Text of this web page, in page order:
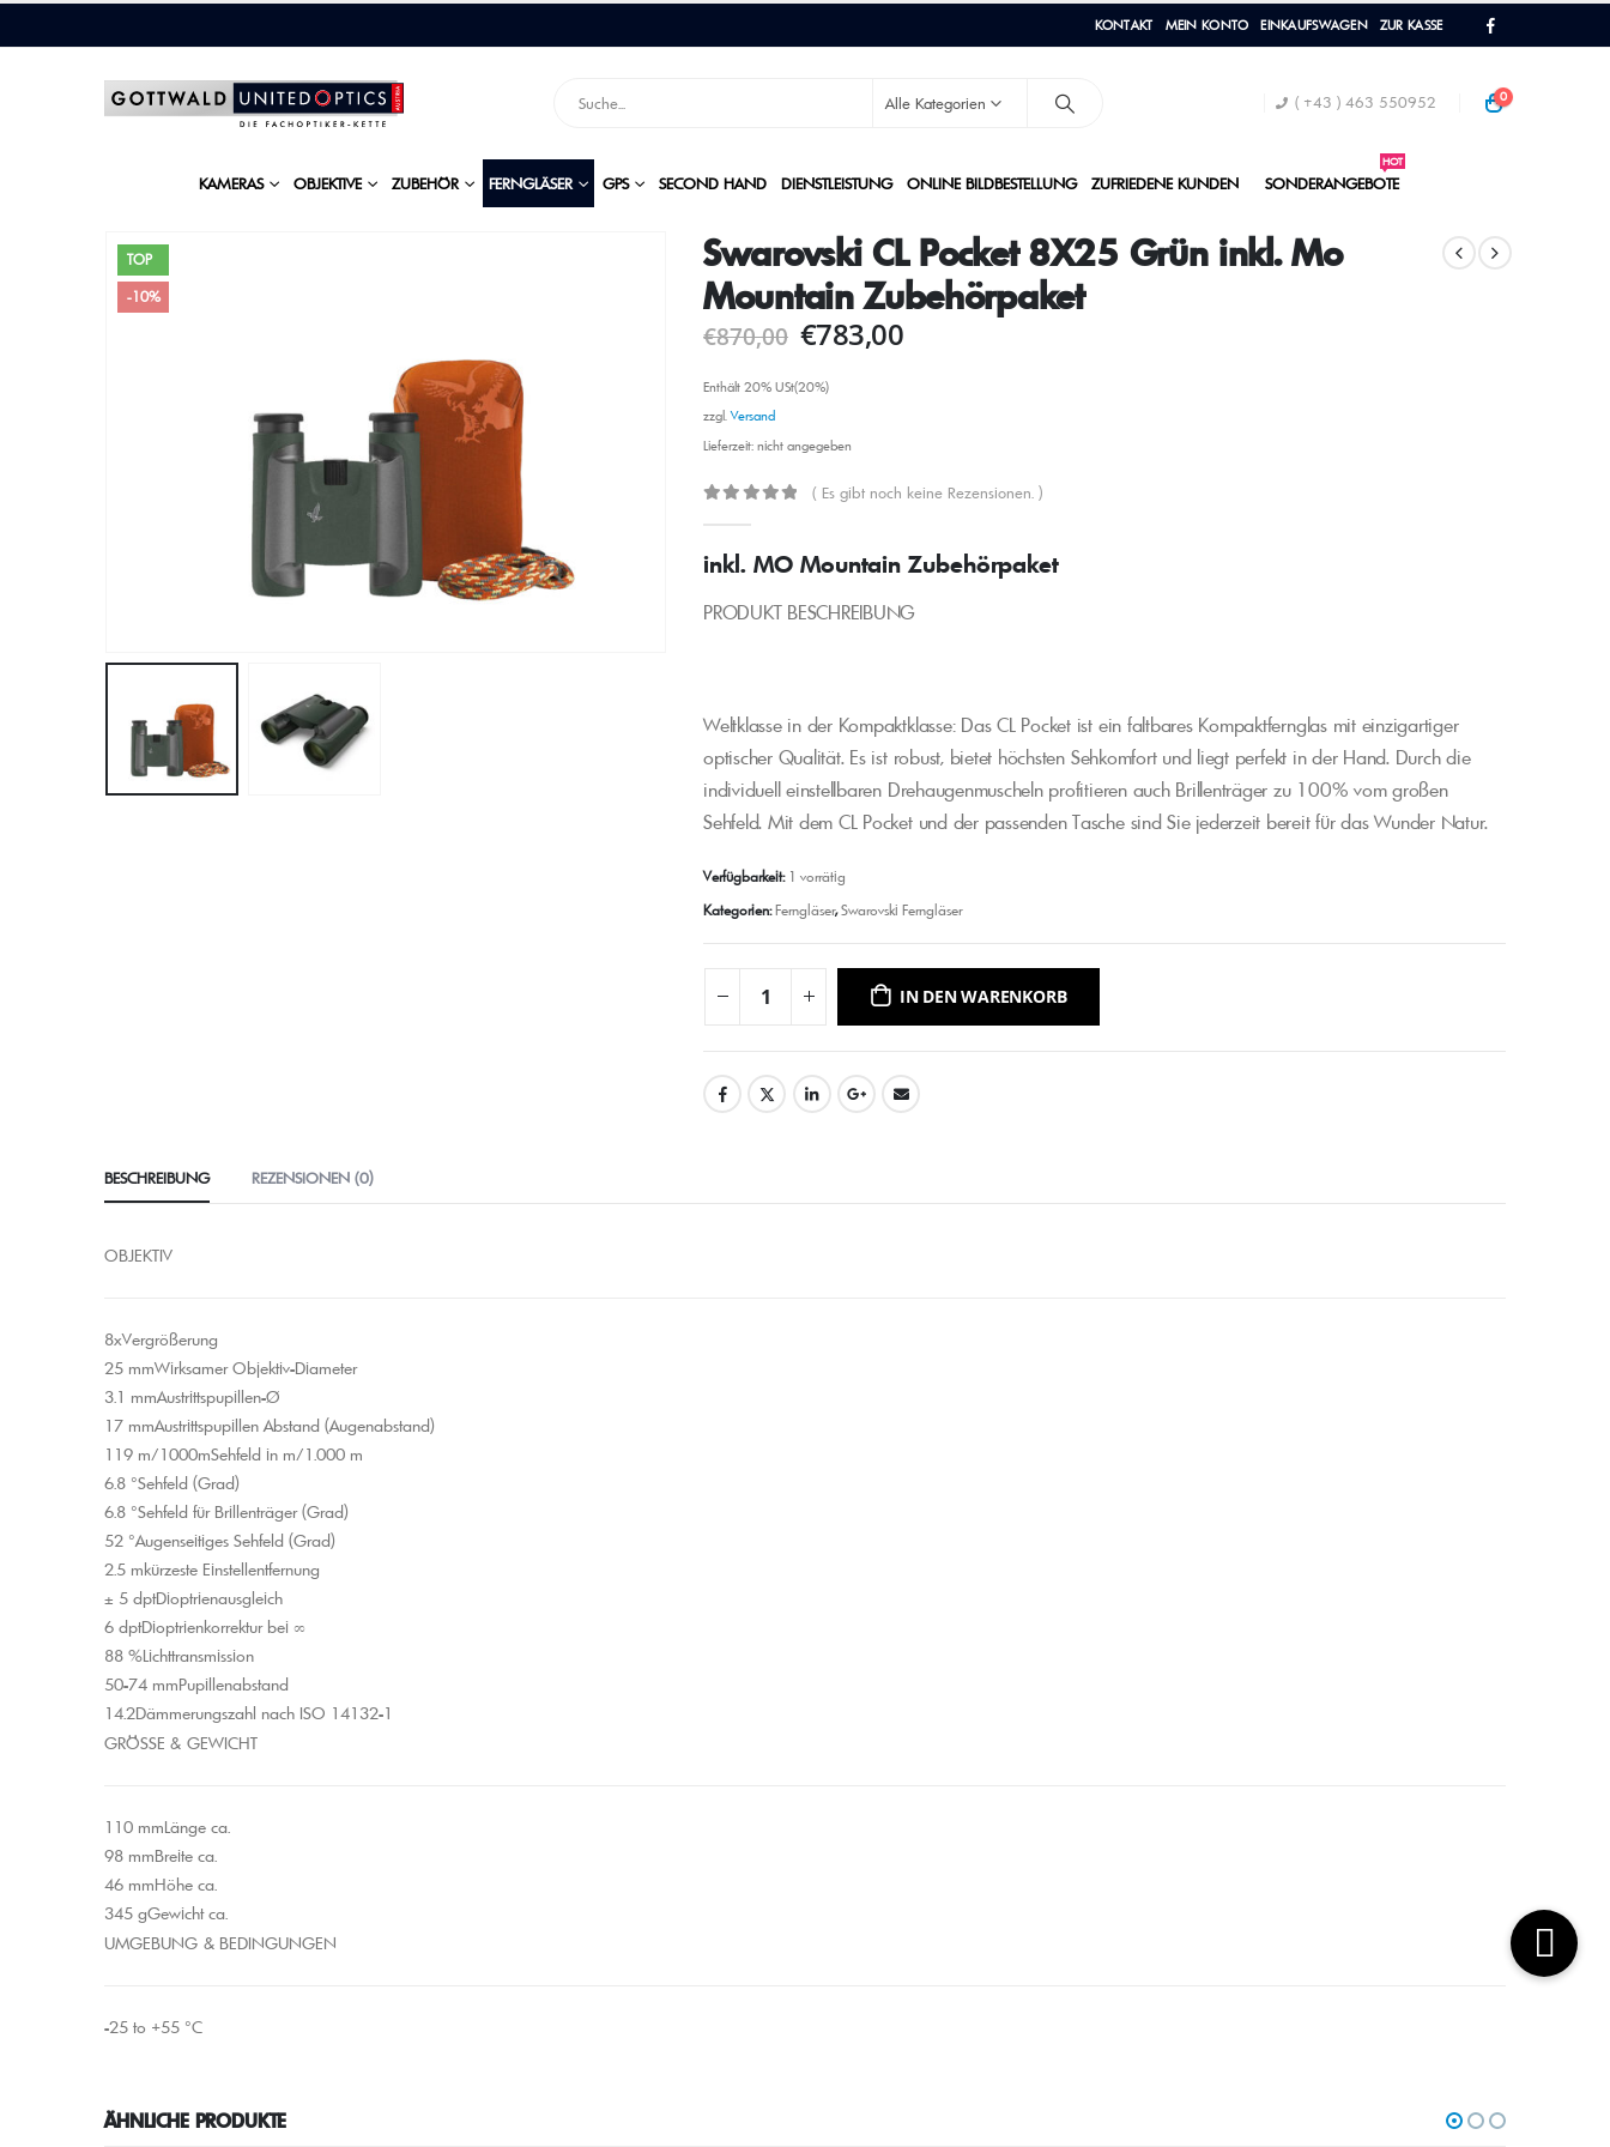
KONTAKT MEIN KONTO EINKAUFSWAGEN ZUR KASSE
Alle Kategorien ( +43 ) 463 550952 0
KAMERAS OBJEKTIVE ZUBEHÖR FERNGLÄSER GPS SECOND HAND DIENSTLEISTUNG ONLINE BILDBESTELLUNG ZUFRIEDENE KUNDEN SONDERANGEBOTE
HOT
TOP
-10%
Swarovski CL Pocket 8X25 Grün inkl. Mo
Mountain Zubehörpaket
€870,00 €783,00
Enthält 20% USt(20%)
zzgl.Versand
Lieferzeit: nicht angegeben
( Es gibt noch keine Rezensionen. )
inkl. MO Mountain Zubehörpaket
PRODUKT BESCHREIBUNG
Weltklasse in der Kompaktklasse: Das CL Pocket ist ein faltbares Kompaktfernglas mit einzigartiger
optischer Qualität. Es ist robust, bietet höchsten Sehkomfort und liegt perfekt in der Hand. Durch die
individuell einstellbaren Drehaugenmuscheln profitieren auch Brillenträger zu 100% vom großen
Sehfeld. Mit dem CL Pocket und der passenden Tasche sind Sie jederzeit bereit für das Wunder Natur.
Verfügbarkeit: 1 vorrätig
Kategorien:Ferngläser,Swarovski Ferngläser
IN DEN WARENKORB
BESCHREIBUNG REZENSIONEN (0)
OBJEKTIV
8xVergrößerung
25 mmWirksamer Objektiv-Diameter
3.1 mmAustrittspupillen-Ø
17 mmAustrittspupillen Abstand (Augenabstand)
119 m/1000mSehfeld in m/1.000 m
6.8 °Sehfeld (Grad)
6.8 °Sehfeld für Brillenträger (Grad)
52 °Augenseitiges Sehfeld (Grad)
2.5 mkürzeste Einstellentfernung
± 5 dptDioptrienausgleich
6 dptDioptrienkorrektur bei ∞
88 %Lichttransmission
50-74 mmPupillenabstand
14.2Dämmerungszahl nach ISO 14132-1
GRÖSSE & GEWICHT
110 mmLänge ca.
98 mmBreite ca.
46 mmHöhe ca.
345 gGewicht ca.
UMGEBUNG & BEDINGUNGEN
-25 to +55 °C
ÄHNLICHE PRODUKTE